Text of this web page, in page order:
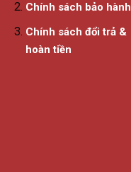
Chính sách bảo hành
Chính sách đổi trả &
hoàn tiền